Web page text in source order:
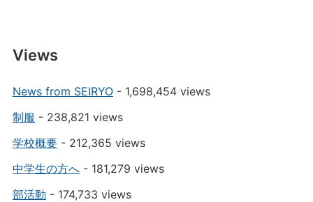
Views
News from SEIRYO- 1,698,454 views
制服 - 238,821 views
学校概要- 212,365 views
中学生の方へ- 181,279 views
部活動 - 174,733 views